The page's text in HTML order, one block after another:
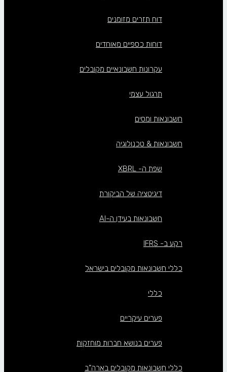
דוח תזרים מזומנים
דוחות כספיים מאוחדים
עקרונות חשבונאיים מקובלים
תרגול עצמי
חשבונאות ומסים
חשבונאות & טכנולוגיה
שפת ה- XBRL
דיגיטציה של הביקורת
חשבונאות בעידן ה-AI
רקע ב- IFRS
כללי חשבונאות מקובלים בישראל
כללי
פערים עיקריים
פערים בנושא חברות מוחזקות
כללי חשבונאות מקובלים בארה”ב